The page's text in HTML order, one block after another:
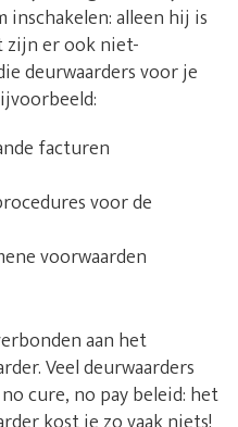
alleen hij is
zijn er ook niet-
deurwaarders voor je
facturen
voor de
voorwaarden
aan het
Veel deurwaarders
cure, no pay beleid: het